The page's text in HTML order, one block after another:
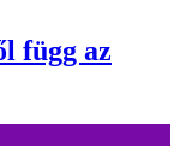
függ az